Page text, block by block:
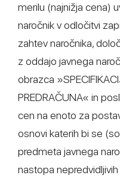
merilu (najnižja cena)
naročnik v odločitvi
zahtev naročnika,
z oddajo javnega
obrazca
PREDRAČUNA« in
cen na enoto za
osnovi katerih bi se
predmeta javnega
nastopa